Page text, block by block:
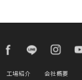
TikTok FacebookLINE
工場紹介 会社概要